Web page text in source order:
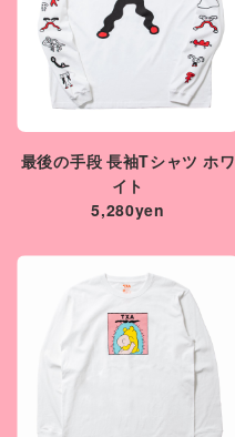
最後の手段 長袖Tシャツ ホワ
イト
5,280yen